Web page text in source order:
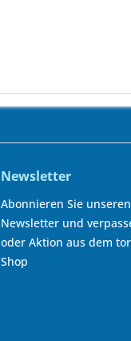
Newsletter
Abonnieren Sie
Newsletter und
oder Aktion aus dem
Shop